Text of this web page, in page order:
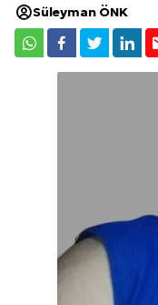
Süleyman ÖNK